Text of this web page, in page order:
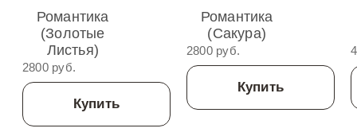
Романтика
(Золотые
Листья)
2800 руб.
Купить
Романтика
(Сакура)
2800 руб.
Купить